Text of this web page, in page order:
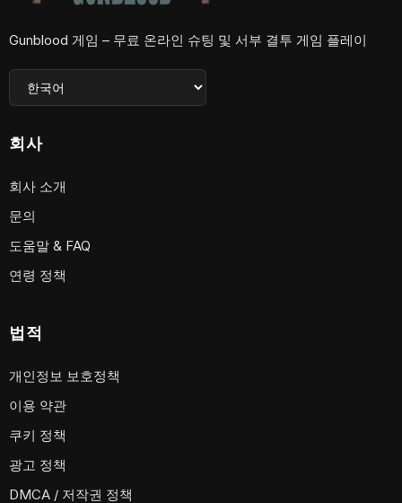
Gunblood 게임 – 무료 온라인 슈팅 및 서부 결투 게임 플레이
회사
회사 소개
문의
도움말 & FAQ
연령 정책
법적
개인정보 보호정책
이용 약관
쿠키 정책
광고 정책
DMCA / 저작권 정책